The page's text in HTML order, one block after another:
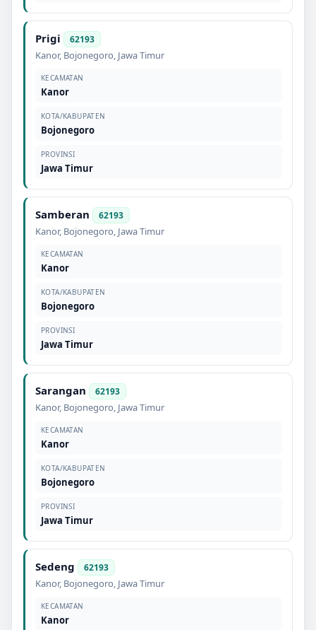
Prigi 62193
Kanor, Bojonegoro, Jawa Timur
KECAMATAN
Kanor
KOTA/KABUPATEN
Bojonegoro
PROVINSI
Jawa Timur
Samberan 62193
Kanor, Bojonegoro, Jawa Timur
KECAMATAN
Kanor
KOTA/KABUPATEN
Bojonegoro
PROVINSI
Jawa Timur
Sarangan 62193
Kanor, Bojonegoro, Jawa Timur
KECAMATAN
Kanor
KOTA/KABUPATEN
Bojonegoro
PROVINSI
Jawa Timur
Sedeng 62193
Kanor, Bojonegoro, Jawa Timur
KECAMATAN
Kanor